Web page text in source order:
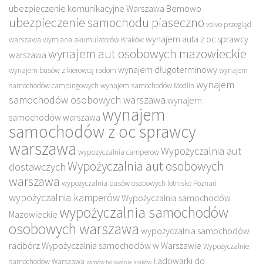
ubezpieczenie komunikacyjne Warszawa Bemowo
ubezpieczenie samochodu piaseczno volvo przegląd
warszawa wymiana akumulatorów Krakówwynajem auta z oc sprawcy
warszawa wynajem aut osobowych mazowieckie
wynajem busów z kierowcą radom wynajem długoterminowywynajem
samochodów campingowych wynajem samochodów Modlin wynajem
samochodów osobowych warszawa wynajem
samochodów warszawa wynajem
samochodów z oc sprawcy
warszawa wypozyczalnia camperowWypożyczalnia aut
dostawczychWypożyczalnia aut osobowych
warszawa wypożyczalnia busów osobowych lotnisko Poznań
wypożyczalnia kamperówWypożyczalnia samochodów
Mazowieckie wypożyczalnia samochodów
osobowych warszawa wypożyczalnia samochodów
racibórzWypożyczalnia samochodów w Warszawie Wypożyczalnie
samochodów Warszawa zamów holowanie kraków Ładowarki do